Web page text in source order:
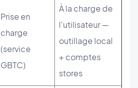
Prise en
charge
(service
GBTC)
À la charge de
l'utilisateur —
outillage local
+ comptes
stores